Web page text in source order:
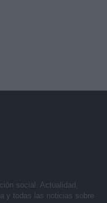
social. Actualidad,
y todas las noticias sobre